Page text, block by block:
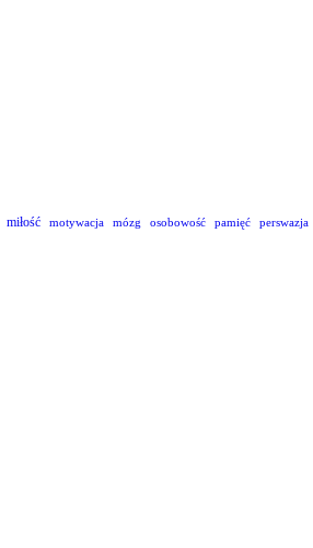
miłość motywacja mózg osobowość pamięć perswazja